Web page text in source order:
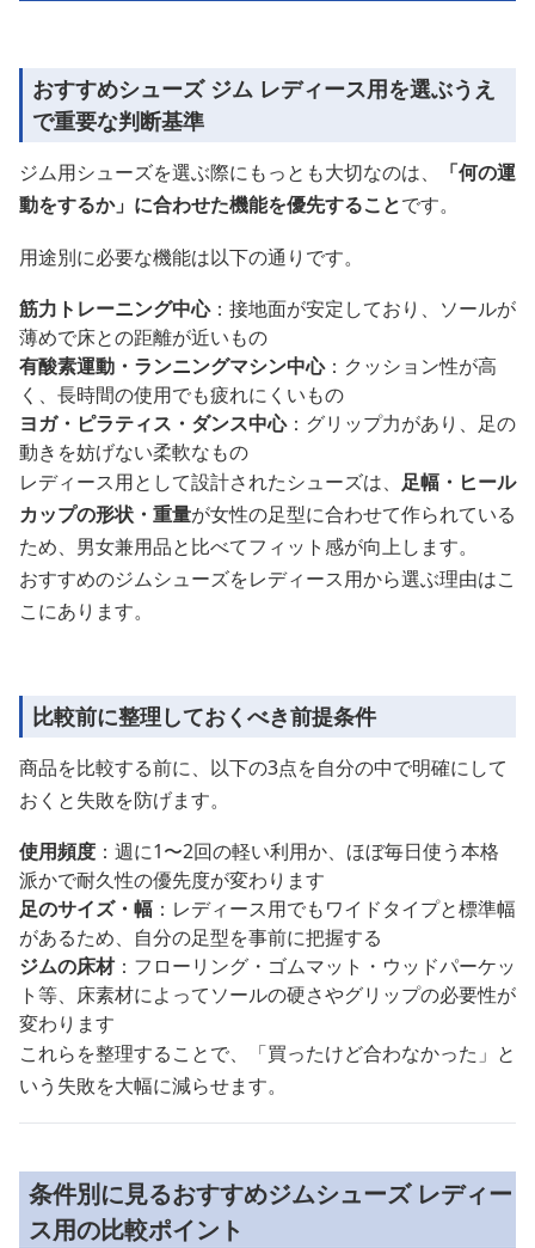
おすすめシューズ ジム レディース用を選ぶうえ
で重要な判断基準
ジム用シューズを選ぶ際にもっとも大切なのは、
「何の運
動をするか」に合わせた機能を優先することです。
用途別に必要な機能は以下の通りです。
筋力トレーニング中心：接地面が安定しており、ソールが
薄めで床との距離が近いもの
有酸素運動・ランニングマシン中心：クッション性が高
く、長時間の使用でも疲れにくいもの
ヨガ・ピラティス・ダンス中心：グリップ力があり、足の
動きを妨げない柔軟なもの
レディース用として設計されたシューズは、 足幅・ヒール
カップの形状・重量が女性の足型に合わせて作られている
ため、男女兼用品と比べてフィット感が向上します。
おすすめのジムシューズをレディース用から選ぶ理由はこ
こにあります。
比較前に整理しておくべき前提条件
商品を比較する前に、以下の3点を自分の中で明確にして
おくと失敗を防げます。
使用頻度 ：週に1〜2回の軽い利用か、ほぼ毎日使う本格
派かで耐久性の優先度が変わります
足のサイズ・幅 ：レディース用でもワイドタイプと標準幅
があるため、自分の足型を事前に把握する
ジムの床材：フローリング・ゴムマット・ウッドパーケッ
ト等、床素材によってソールの硬さやグリップの必要性が
変わります
これらを整理することで、「買ったけど合わなかった」と
いう失敗を大幅に減らせます。
条件別に見るおすすめジムシューズ レディー
ス用の比較ポイント